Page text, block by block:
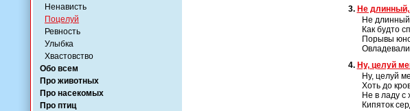
Ненависть
Поцелуй
Ревность
Улыбка
Хвастовство
Обо всем
Про животных
Про насекомых
Про птиц
3. Не длинный,
Не
Как будто
Порывы
4. Ну, целуй
Ну, целуй
Хоть до
Не в ладу с
Кипяток